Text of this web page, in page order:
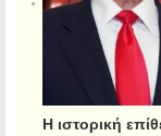
Η ιστορική